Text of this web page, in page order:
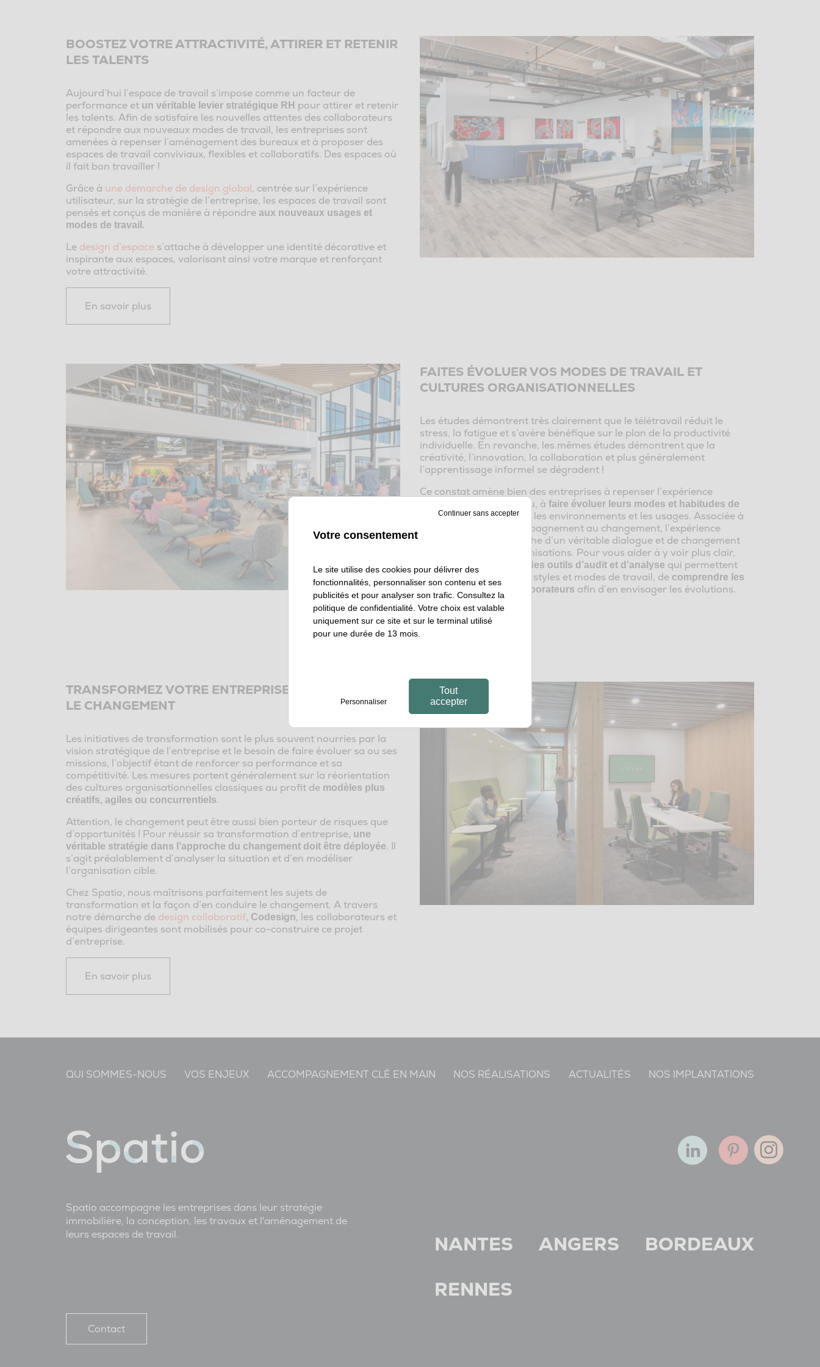
BOOSTEZ VOTRE ATTRACTIVITÉ, ATTIRER ET RETENIR
LES TALENTS
Aujourd’hui l’espace de travail s’impose comme un facteur de
performance et un véritable levier stratégique RH pour attirer et retenir
les talents. Afin de satisfaire les nouvelles attentes des collaborateurs
et répondre aux nouveaux modes de travail, les entreprises sont
amenées à repenser l’aménagement des bureaux et à proposer des
espaces de travail conviviaux, flexibles et collaboratifs. Des espaces où
il fait bon travailler !
Grâce à une démarche de design global, centrée sur l’expérience
utilisateur, sur la stratégie de l’entreprise, les espaces de travail sont
pensés et conçus de manière à répondre aux nouveaux usages et
modes de travail.
Le design d’espaces’attache à développer une identité décorative et
inspirante aux espaces, valorisant ainsi votre marque et renforçant
votre attractivité.
En savoir plus
FAITES ÉVOLUER VOS MODES DE TRAVAIL ET
CULTURES ORGANISATIONNELLES
Les études démontrent très clairement que le télétravail réduit le
stress, la fatigue et s’avère bénéfique sur le plan de la productivité
individuelle. En revanche, les mêmes études démontrent que la
créativité, l’innovation, la collaboration et plus généralement
l’apprentissage informel se dégradent !
Ce constat amène bien des entreprises à repenser l’expérience
collaborateur au bureau, à faire évoluer leurs modes et habitudes de
travailafin d’en adapter les environnements et les usages. Associée à
une démarche d’accompagnement au changement, l’expérience
s’avère bien souvent riche d’un véritable dialogue et de changement
positif au sein des organisations. Pour vous aider à y voir plus clair,
nous avons développé
des outils d’audit et d’analyse qui permettent
d’évaluer vos différents styles et modes de travail, de comprendre les
aspirations de vos collaborateurs afin d’en envisager les évolutions.
En savoir plus
TRANSFORMEZ VOTRE ENTREPRISE, EN CONDUIRE
LE CHANGEMENT
Les initiatives de transformation sont le plus souvent nourries par la
vision stratégique de l’entreprise et le besoin de faire évoluer sa ou ses
missions, l’objectif étant de renforcer sa performance et sa
compétitivité. Les mesures portent généralement sur la réorientation
des cultures organisationnelles classiques au profit demodèles plus
créatifs, agiles ou concurrentiels.
Attention, le changement peut être aussi bien porteur de risques que
d’opportunités ! Pour réussir sa transformation d’entreprise, une
véritable stratégie dans l’approche du changement doit être déployée. Il
s’agit préalablement d’analyser la situation et d’en modéliser
l’organisation cible.
Chez Spatio, nous maîtrisons parfaitement les sujets de
transformation et la façon d’en conduire le changement. A travers
notre démarche de design collaboratif, Codesign, les collaborateurs et
équipes dirigeantes sont mobilisés pour co-construire ce projet
d’entreprise.
En savoir plus
QUI SOMMES-NOUS VOS ENJEUX ACCOMPAGNEMENT CLÉ EN MAIN NOS RÉALISATIONS ACTUALITÉS NOS IMPLANTATIONS
Spatio accompagne les entreprises dans leur stratégie
immobilière, la conception, les travaux et l'aménagement de
leurs espaces de travail.
Contact
NANTES ANGERS
BORDEAUX
RENNES
Votre consentement
Le site utilise des cookies pour délivrer des
fonctionnalités, personnaliser son contenu et ses
publicités et pour analyser son trafic. Consultez la
politique de confidentialité . Votre choix est valable
uniquement sur ce site et sur le terminal utilisé
pour une durée de 13 mois.
Tout
accepter
Personnaliser
Continuer sans accepter